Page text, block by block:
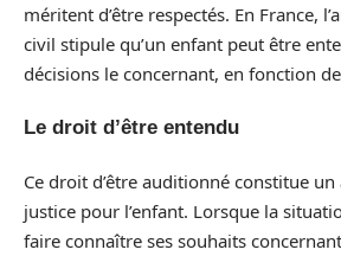
méritent d’être respectés. En France,
civil stipule qu’un enfant peut être
décisions le concernant, en fonction
Le droit d’être entendu
Ce droit d’être auditionné constitue un
justice pour l’enfant. Lorsque la
faire connaître ses souhaits